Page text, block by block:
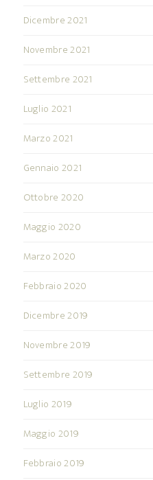
Dicembre 2021
Novembre 2021
Settembre 2021
Luglio 2021
Marzo 2021
Gennaio 2021
Ottobre 2020
Maggio 2020
Marzo 2020
Febbraio 2020
Dicembre 2019
Novembre 2019
Settembre 2019
Luglio 2019
Maggio 2019
Febbraio 2019